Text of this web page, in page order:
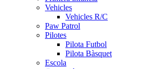
Vehicles
Vehicles R/C
Paw Patrol
Pilotes
Pilota Futbol
Pilota Bàsquet
Escola